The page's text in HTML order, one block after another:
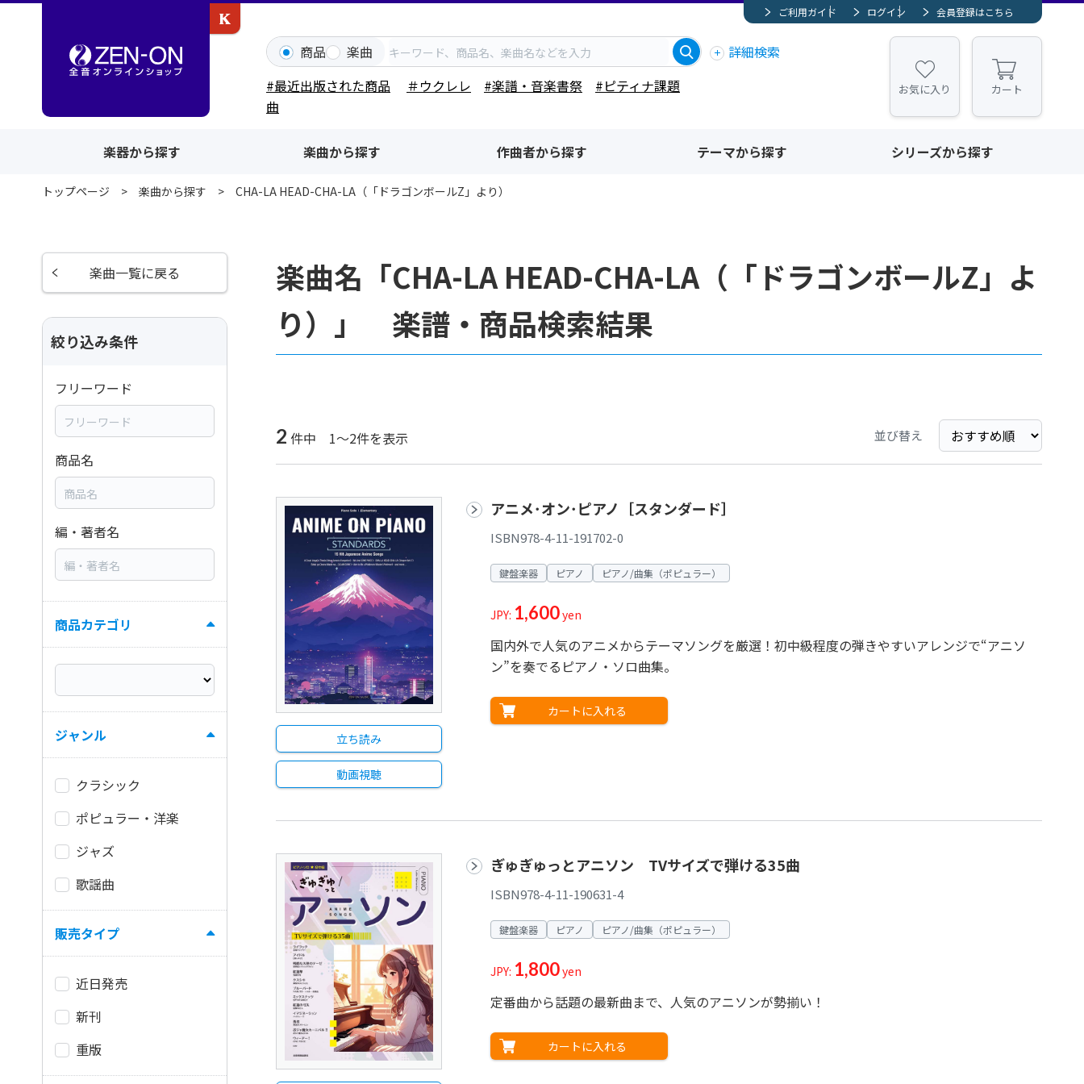
ご利用ガイド ログイン 会員登録はこちら
商品 楽曲
詳細検索
#最近出版された商品
＃ウクレレ #楽譜・音楽書祭
#ピティナ課題
曲
お気に入り カート
楽器から探す 楽曲から探す 作曲者から探す テーマから探す シリーズから探す
トップページ 楽曲から探す CHA-LA HEAD-CHA-LA（「ドラゴンボールZ」より）
楽曲名「CHA-LA HEAD-CHA-LA（「ドラゴンボールZ」よ
り）」 楽譜・商品検索結果
2 件中 1～2件を表示 並び替え
立ち読み
動画視聴
アニメ･オン･ピアノ［スタンダード］
ISBN978-4-11-191702-0
鍵盤楽器 ピアノ ピアノ/曲集（ポピュラー）
JPY: 1,600yen
国内外で人気のアニメからテーマソングを厳選！初中級程度の弾きやすいアレンジで“アニソ
ン”を奏でるピアノ・ソロ曲集。
カートに入れる
ぎゅぎゅっとアニソン TVサイズで弾ける35曲
ISBN978-4-11-190631-4
鍵盤楽器 ピアノ ピアノ/曲集（ポピュラー）
JPY: 1,800yen
定番曲から話題の最新曲まで、人気のアニソンが勢揃い！
カートに入れる
楽曲一覧に戻る
絞り込み条件
フリーワード
商品名
編・著者名
商品カテゴリ
ジャンル
クラシック
ポピュラー・洋楽
ジャズ
歌謡曲
販売タイプ
近日発売
新刊
重版